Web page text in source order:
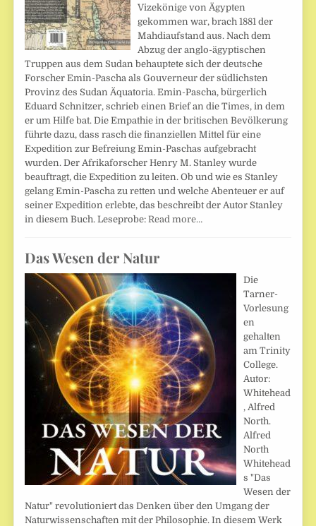
Vizekönige von Ägypten
gekommen war, brach 1881 der
Mahdiaufstand aus. Nach dem
Abzug der anglo-ägyptischen
Truppen aus dem Sudan behauptete sich der deutsche
Forscher Emin-Pascha als Gouverneur der südlichsten
Provinz des Sudan Äquatoria. Emin-Pascha, bürgerlich
Eduard Schnitzer, schrieb einen Brief an die Times, in dem
er um Hilfe bat. Die Empathie in der britischen Bevölkerung
führte dazu, dass rasch die finanziellen Mittel für eine
Expedition zur Befreiung Emin-Paschas aufgebracht
wurden. Der Afrikaforscher Henry M. Stanley wurde
beauftragt, die Expedition zu leiten. Ob und wie es Stanley
gelang Emin-Pascha zu retten und welche Abenteuer er auf
seiner Expedition erlebte, das beschreibt der Autor Stanley
in diesem Buch. Leseprobe: Read more…
Das Wesen der Natur
Die
Tarner-
Vorlesung
en
gehalten
am Trinity
College.
Autor:
Whitehead
, Alfred
North.
Alfred
North
Whitehead
s "Das
Wesen der
Natur" revolutioniert das Denken über den Umgang der
Naturwissenschaften mit der Philosophie. In diesem Werk